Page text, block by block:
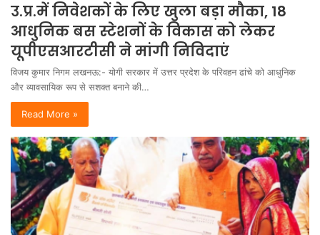
उ.प्र.में निवेशकों के लिए खुला बड़ा मौका, 18
आधुनिक बस स्टेशनों के विकास को लेकर
यूपीएसआरटीसी ने मांगी निविदाएं
विजय कुमार निगम लखनऊ:- योगी सरकार में उत्तर प्रदेश के परिवहन ढांचे को आधुनिक
और व्यावसायिक रूप से सशक्त बनाने की…
Read More »